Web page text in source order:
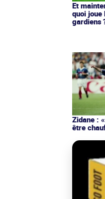
Et
quoi joue
gardiens
Zidane :
être